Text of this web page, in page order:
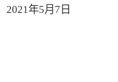
2021年5月 7 日